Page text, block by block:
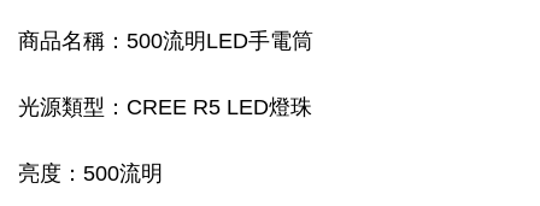
商品名稱：500流明LED手電筒
光源類型：CREE R5 LED燈珠
亮度：500流明